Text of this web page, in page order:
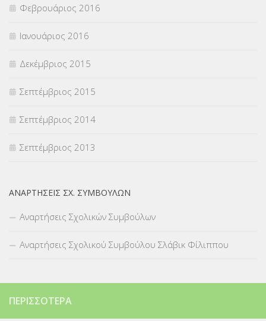
Φεβρουάριος 2016
Ιανουάριος 2016
Δεκέμβριος 2015
Σεπτέμβριος 2015
Σεπτέμβριος 2014
Σεπτέμβριος 2013
ΑΝΑΡΤΉΣΕΙΣ ΣΧ. ΣΥΜΒΟΎΛΩΝ
Αναρτήσεις Σχολικών Συμβούλων
Αναρτήσεις Σχολικού Συμβούλου Σλάβικ Φίλιππου
ΠΕΡΙΣΣΌΤΕΡΑ